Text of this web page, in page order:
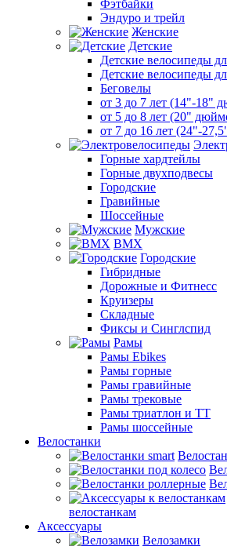
Фэтбайки
Эндуро и трейл
Женские
Детские
Детские велосипеды
Детские велосипеды
Беговелы
от 3 до 7 лет (14"-18"
от 5 до 8 лет (20"
от 7 до 16 лет (24"-
Горные хардтейлы
Горные двухподвесы
Городские
Гравийные
Шоссейные
Мужские
BMX
Городские
Гибридные
Дорожные и Фитнесс
Круизеры
Складные
Фиксы и Синглспид
Рамы
Рамы Ebikes
Рамы горные
Рамы гравийные
Рамы трековые
Рамы триатлон и ТТ
Рамы шоссейные
Велостанки
велостанкам
Аксессуары
Велозамки